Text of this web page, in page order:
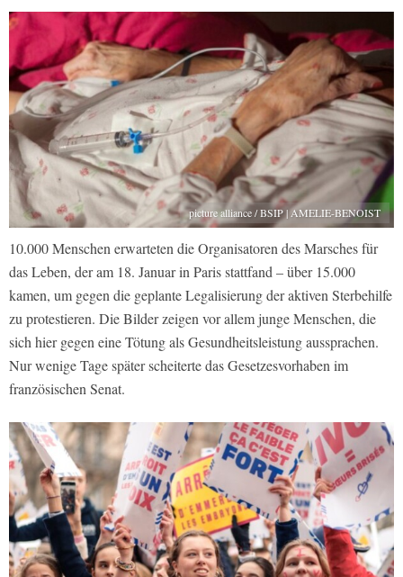
picture alliance / BSIP | AMELIE-BENOIST
10.000 Menschen erwarteten die Organisatoren des Marsches für
das Leben, der am 18. Januar in Paris stattfand – über 15.000
kamen, um gegen die geplante Legalisierung der aktiven Sterbehilfe
zu protestieren. Die Bilder zeigen vor allem junge Menschen, die
sich hier gegen eine Tötung als Gesundheitsleistung aussprachen.
Nur wenige Tage später scheiterte das Gesetzesvorhaben im
französischen Senat.